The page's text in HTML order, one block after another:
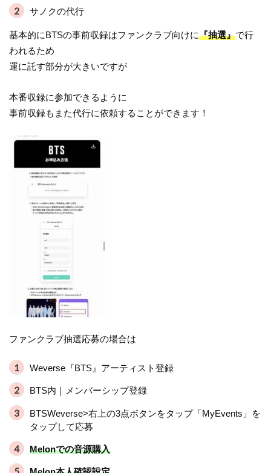
サノクの代行
基本的にBTSの事前収録はファンクラブ向けに『抽選』で行
われるため
運に託す部分が大きいですが
本番収録に参加できるように
事前収録もまた代行に依頼することができます！
ファンクラブ抽選応募の場合は
Weverse『BTS』アーティスト登録
BTS内｜メンバーシップ登録
BTSWeverse>右上の3点ボタンをタップ「MyEvents」を
タップして応募
Melonでの音源購入